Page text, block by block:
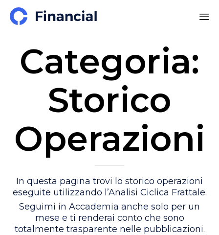
Categoria:
Storico
Operazioni
In questa pagina trovi lo storico operazioni
eseguite utilizzando l’Analisi Ciclica Frattale.
Seguimi in Accademia anche solo per un
mese e ti renderai conto che sono
totalmente trasparente nelle pubblicazioni.